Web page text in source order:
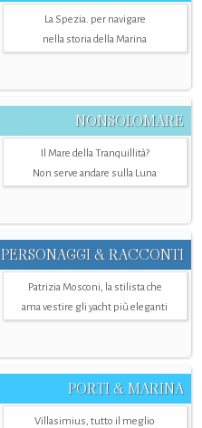
La Spezia. per navigare
nella storia della Marina
NONSOLOMARE
Il Mare della Tranquillità?
Non serve andare sulla Luna
PERSONAGGI & RACCONTI
Patrizia Mosconi, la stilista che
ama vestire gli yacht più eleganti
PORTI & MARINA
Villasimius, tutto il meglio